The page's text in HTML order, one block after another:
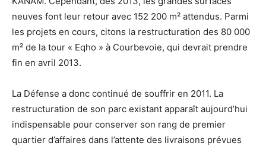
neuves font leur retour avec 152 200 m² attendus. Parmi
les projets en cours, citons la restructuration des 80 000
m² de la tour « Eqho » à Courbevoie, qui devrait prendre
fin en avril 2013.
La Défense a donc continué de souffrir en 2011. La
restructuration de son parc existant apparaît aujourd’hui
indispensable pour conserver son rang de premier
quartier d’affaires dans l’attente des livraisons prévues